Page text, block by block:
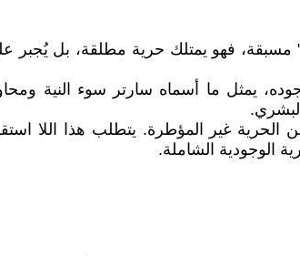
مسبقة، فهو يمتلك حرية مطلقة، بل
يمثل ما أسماه سارتر سوء النية
الحرية غير المؤطرة. يتطلب هذا اللا
الوجودية الشاملة.